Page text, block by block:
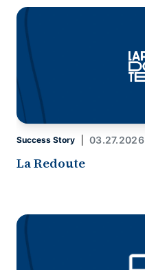
Success Story 03.27.2026
La Redoute